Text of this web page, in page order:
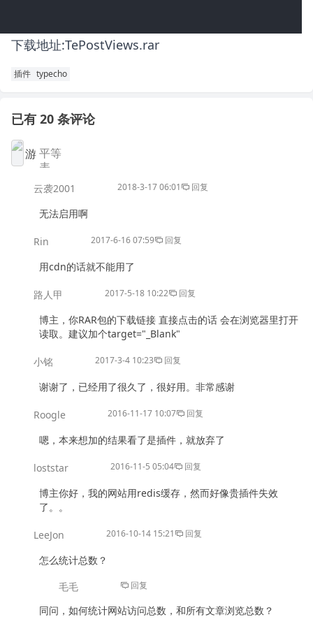
下载地址:TePostViews.rar
插件 typecho
已有 20 条评论
云袭2001 2018-3-17 06:01 回复
无法启用啊
Rin 2017-6-16 07:59 回复
用cdn的话就不能用了
路人甲 2017-5-18 10:22 回复
博主，你RAR包的下载链接 直接点击的话 会在浏览器里打开
读取。建议加个target="_Blank"
小铭 2017-3-4 10:23 回复
谢谢了，已经用了很久了，很好用。非常感谢
Roogle 2016-11-17 10:07 回复
嗯，本来想加的结果看了是插件，就放弃了
loststar 2016-11-5 05:04 回复
博主你好，我的网站用redis缓存，然而好像贵插件失效
了。。
LeeJon 2016-10-14 15:21 回复
怎么统计总数？
毛毛
回复
同问，如何统计网站访问总数，和所有文章浏览总数？